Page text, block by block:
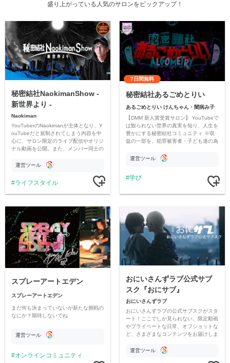
盛り上がっている人気のサロンをピックアップ！
秘密結社NaokimanShow -
新世界より -
Naokiman
YouTuberのNaokimanが主体となり、Y
ouTubeだと規制されてしまう内容を中
心に、サロン限定のライブ配信やオリジ
ナル動画を公開。また、メンバー同士の
ただいています。
運営ツール
ライフスタイル
7日間無料
秘密結社あるごめとりい
あるごめとりい けんちゃん・闇病み子
【DMM 新人賞受賞サロン】 YouTubeで
は観られない世界の真実を知り、人生を
豊かにする秘密結社コミュニティ ※収
益の一部を、犯罪被害者・子ども達の為
す運営ツール
学び
スプレーアートエデン
スプレーアートエデン
まだ何も決まっていないが新たな挑戦の
なにか？期待しないでね
運営ツール
オンラインコミュニティ
おにいさんずラブ公式サブ
スク『おにサブ』
おにいさんずラブ
おにいさんずラブの公式サブスクがスタ
ート！ここでしか見られない、限定動画
やプライベートな日常、オフショットな
ど、さまざまなコンテンツをお届けしま
運営ツール